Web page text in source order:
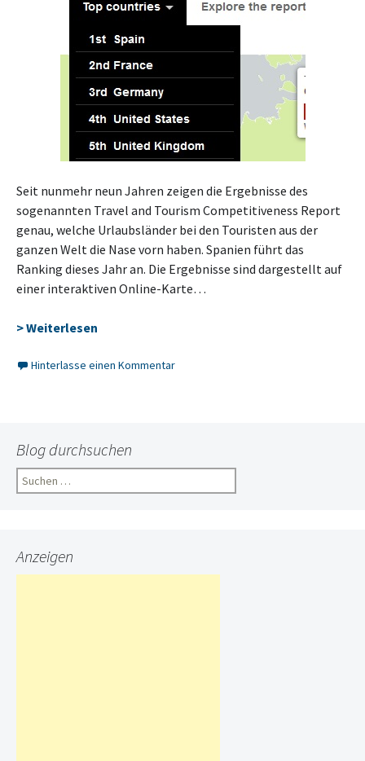
Seit nunmehr neun Jahren zeigen die Ergebnisse des
sogenannten Travel and Tourism Competitiveness Report
genau, welche Urlaubsländer bei den Touristen aus der
ganzen Welt die Nase vorn haben. Spanien führt das
Ranking dieses Jahr an. Die Ergebnisse sind dargestellt auf
einer interaktiven Online-Karte…
> Weiterlesen
Hinterlasse einen Kommentar
Blog durchsuchen
Suchen
nach:
Anzeigen